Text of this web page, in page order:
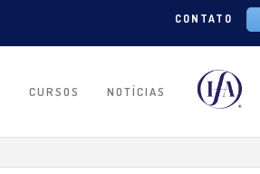
CONTATO
CURSOS NOTÍCIAS